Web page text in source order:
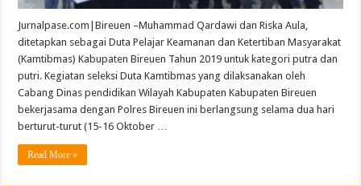
Jurnalpase.com|Bireuen –Muhammad Qardawi dan Riska Aula,
ditetapkan sebagai Duta Pelajar Keamanan dan Ketertiban Masyarakat
(Kamtibmas) Kabupaten Bireuen Tahun 2019 untuk kategori putra dan
putri. Kegiatan seleksi Duta Kamtibmas yang dilaksanakan oleh
Cabang Dinas pendidikan Wilayah Kabupaten Kabupaten Bireuen
bekerjasama dengan Polres Bireuen ini berlangsung selama dua hari
berturut-turut (15-16 Oktober …
Read More »